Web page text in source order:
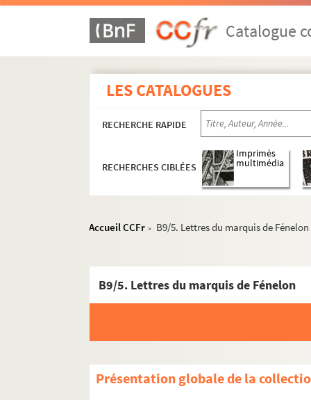
Catalogue
LES CATALOGUES
RECHERCHE RAPIDE
RECHERCHES CIBLÉES
Imprimés
multimédia
Accueil CCFr > B9/5. Lettres du marquis de Fénelon
B9/5. Lettres du marquis de Fénelon
Présentation globale de la
Série A. Autographes de François de
AA. Copie manuscrite de la Vie de Fénelon par
B2. Autographes achetés par la ville de